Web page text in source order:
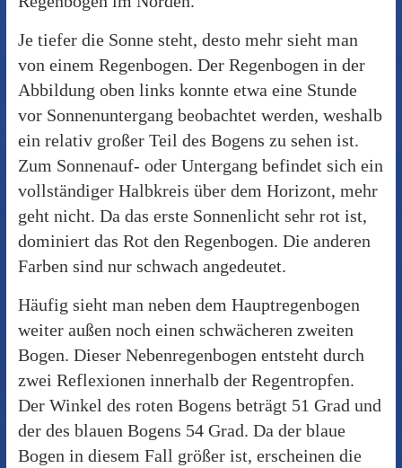
Je tiefer die Sonne steht, desto mehr sieht man
von einem Regenbogen. Der Regenbogen in der
Abbildung oben links konnte etwa eine Stunde
vor Sonnenuntergang beobachtet werden, weshalb
ein relativ großer Teil des Bogens zu sehen ist.
Zum Sonnenauf- oder Untergang befindet sich ein
vollständiger Halbkreis über dem Horizont, mehr
geht nicht. Da das erste Sonnenlicht sehr rot ist,
dominiert das Rot den Regenbogen. Die anderen
Farben sind nur schwach angedeutet.
Häufig sieht man neben dem Hauptregenbogen
weiter außen noch einen schwächeren zweiten
Bogen. Dieser Nebenregenbogen entsteht durch
zwei Reflexionen innerhalb der Regentropfen.
Der Winkel des roten Bogens beträgt 51 Grad und
der des blauen Bogens 54 Grad. Da der blaue
Bogen in diesem Fall größer ist, erscheinen die